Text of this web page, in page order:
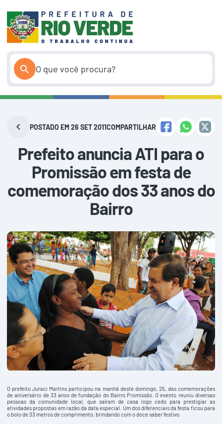
conteúdo
POSTADO EM 26 SET 2011COMPARTILHAR
Prefeito anuncia ATI para o
Promissão em festa de
comemoração dos 33 anos do
Bairro
O prefeito Juraci Martins participou na manhã deste domingo, 25, das comemorações
de aniversário de 33 anos de fundação do Bairro Promissão. O evento reuniu diversas
pessoas da comunidade local, que saíram de casa logo cedo para prestigiar as
atividades propostas em razão da data especial. Um dos diferenciais da festa ficou para
o bolo de 33 metros de comprimento, brindando com o doce saber festivo.